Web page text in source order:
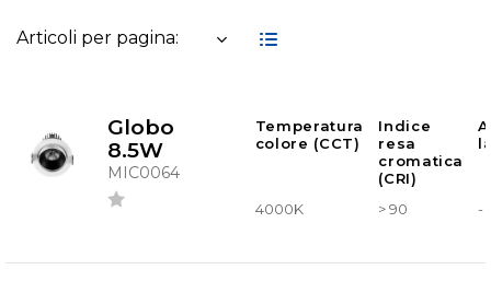
Articoli per pagina:
Globo
8.5W
MIC0064
Temperatura
colore (CCT)
Indice
resa
cromatica
(CRI)
4000K > 90 -